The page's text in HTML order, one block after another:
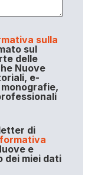
sulla
sul
delle
Nuove
e-
di
e
dei miei dati